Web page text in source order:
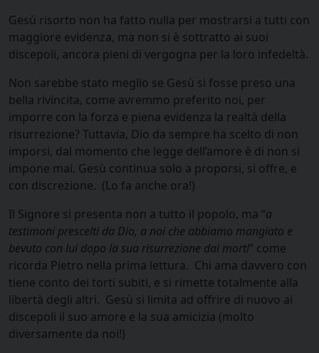
Gesù risorto non ha fatto nulla per mostrarsi a tutti con
maggiore evidenza, ma non si è sottratto ai suoi
discepoli, ancora pieni di vergogna per la loro infedeltà.
Non sarebbe stato meglio se Gesù si fosse preso una
bella rivincita, come avremmo preferito noi, per
imporre con la forza e piena evidenza la realtà della
risurrezione? Tuttavia, Dio da sempre ha scelto di non
imporsi, dal momento che legge dell’amore è di non si
impone mai. Gesù continua solo a proporsi, si offre, e
con discrezione. (Lo fa anche ora!)
Il Signore si presenta non a tutto il popolo, ma “a
testimoni prescelti da Dio, a noi che abbiamo mangiato e
bevuto con lui dopo la sua risurrezione dai morti” come
ricorda Pietro nella prima lettura. Chi ama davvero con
tiene conto dei torti subiti, e si rimette totalmente alla
libertà degli altri. Gesù si limita ad offrire di nuovo ai
discepoli il suo amore e la sua amicizia (molto
diversamente da noi!)